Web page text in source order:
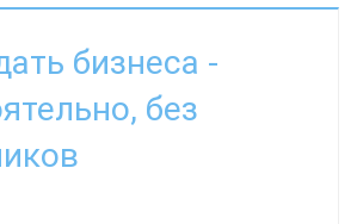
бизнеса -
без